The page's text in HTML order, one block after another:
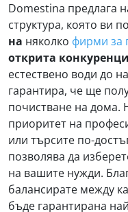
Domestina предлага
структура, която ви
на няколко фирми за
открита
естествено води до
гарантира, че ще
почистване на дома.
приоритет на
или търсите по-
позволява да
на вашите нужди.
балансирате между
бъде гарантирана